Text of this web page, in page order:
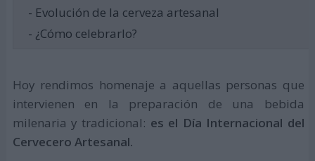
- Evolución de la cerveza artesanal
- ¿Cómo celebrarlo?
Hoy rendimos homenaje a aquellas personas que
intervienen en la preparación de una bebida
milenaria y tradicional: es el Día Internacional del
Cervecero Artesanal.